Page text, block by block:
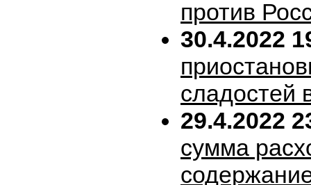
против
30.4.2022
сладостей
29.4.2022
сумма